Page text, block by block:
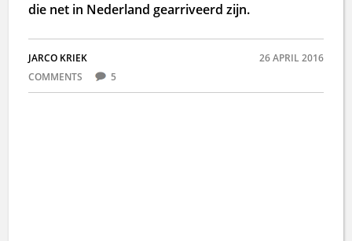
die net in Nederland gearriveerd zijn.
JARCO KRIEK
26 APRIL 2016
COMMENTS
5